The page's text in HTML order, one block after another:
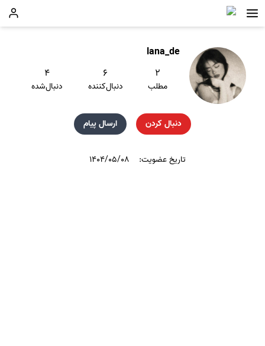
lana_de
۲
مطلب
۶
دنبال‌کننده
۴
دنبال‌شده
دنبال کردن ارسال پیام
تاریخ عضویت: ۱۴۰۴/۰۵/۰۸